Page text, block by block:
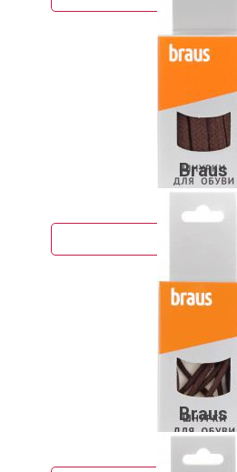
Braus
113 руб.
Braus
78 руб.